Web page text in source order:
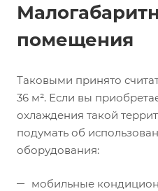
помещения
Таковыми принято
36 м². Если вы
охлаждения такой
подумать об
оборудования:
мобильные